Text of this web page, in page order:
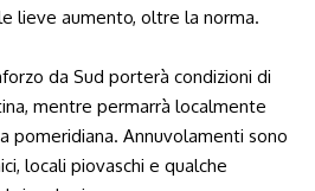
lieve aumento, oltre la norma.
da Sud porterà condizioni di
mentre permarrà localmente
Annuvolamenti sono
locali piovaschi e qualche